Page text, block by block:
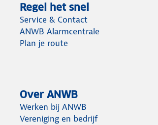
Regel het snel
Service & Contact
ANWB Alarmcentrale
Plan je route
Over ANWB
Werken bij ANWB
Vereniging en bedrijf